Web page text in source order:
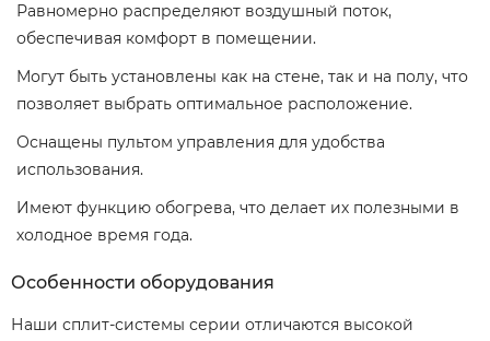
Равномерно распределяют воздушный поток,
обеспечивая комфорт в помещении.
Могут быть установлены как на стене, так и на полу, что
позволяет выбрать оптимальное расположение.
Оснащены пультом управления для удобства
использования.
Имеют функцию обогрева, что делает их полезными в
холодное время года.
Особенности оборудования
Наши сплит-системы серии отличаются высокой